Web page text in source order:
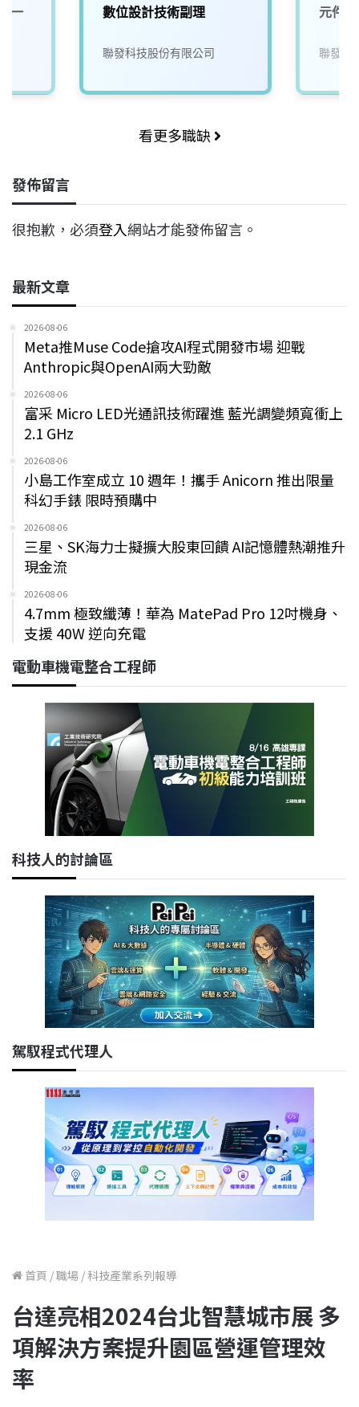
(一 數位設計技術副理
聯發科技股份有限公司
元件
聯發科
看更多職缺
發佈留言
很抱歉，必須登入網站才能發佈留言。
最新文章
2026-08-06
Meta推Muse Code搶攻AI程式開發市場 迎戰
Anthropic與OpenAI兩大勁敵
2026-08-06
富采 Micro LED光通訊技術躍進 藍光調變頻寬衝上
2.1 GHz
2026-08-06
小島工作室成立 10 週年！攜手 Anicorn 推出限量
科幻手錶 限時預購中
2026-08-06
三星、SK海力士擬擴大股東回饋 AI記憶體熱潮推升
現金流
2026-08-06
4.7mm 極致纖薄！華為 MatePad Pro 12吋機身、
支援 40W 逆向充電
電動車機電整合工程師
科技人的討論區
駕馭程式代理人